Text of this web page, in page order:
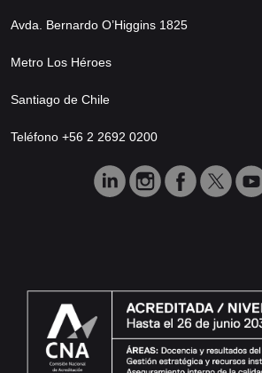
Avda. Bernardo O’Higgins 1825
Metro Los Héroes
Santiago de Chile
Teléfono +56 2 2692 0200